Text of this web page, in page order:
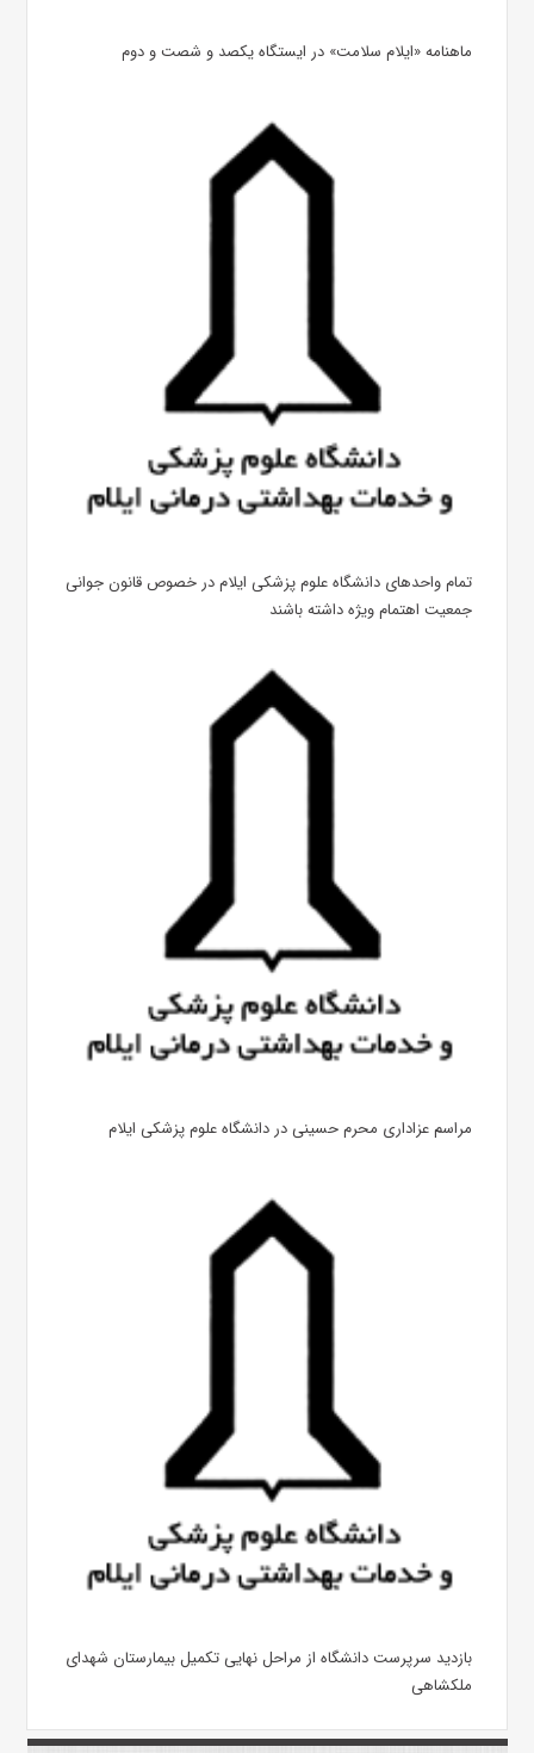
ماهنامه «ایلام سلامت» در ایستگاه یکصد و شصت و دوم
تمام واحدهای دانشگاه علوم پزشکی ایلام در خصوص قانون جوانی
جمعیت اهتمام ویژه داشته باشند
مراسم عزاداری محرم حسینی در دانشگاه علوم پزشکی ایلام
بازدید سرپرست دانشگاه از مراحل نهایی تکمیل بیمارستان شهدای
ملکشاهی